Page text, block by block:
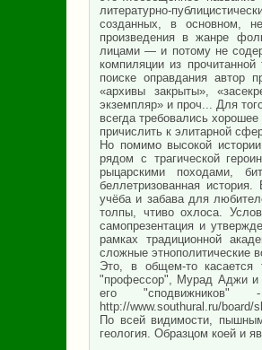
литературно-
созданных, в основном,
произведения в жанре
лицами — и потому не
компиляции из
поиске оправдания автор
«архивы закрыты»,
экземпляр» и проч... Для
всегда требовались
причислить к элитарной
Но помимо высокой
рядом с трагической
рыцарскими походами,
беллетризованная
учёба и забава для
толпы, чтиво охлоса.
самопрезентация и
рамках традиционной
сложные этнополитические
Это, в общем-то касается
"профессор", Мурад Аджи и
его
http://www.southural.ru/board/
По всей видимости,
геология. Образцом коей и